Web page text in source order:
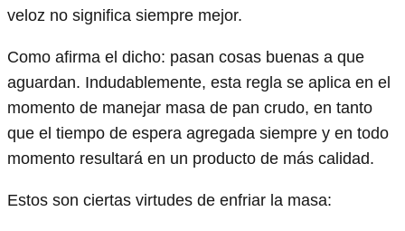
veloz no significa siempre mejor.
Como afirma el dicho: pasan cosas buenas a que
aguardan. Indudablemente, esta regla se aplica en el
momento de manejar masa de pan crudo, en tanto
que el tiempo de espera agregada siempre y en todo
momento resultará en un producto de más calidad.
Estos son ciertas virtudes de enfriar la masa: